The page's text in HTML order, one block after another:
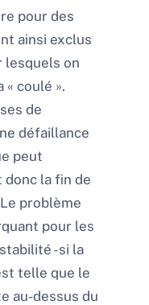
pour des
ainsi exclus
lesquels on
coulé ».
de
défaillance
peut
donc la fin de
problème
pour les
- si la
telle que le
au-dessus du